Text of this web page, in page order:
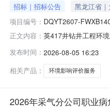
招标｜招标公告 黑龙江省
项目编号： DQYT2607-
正文内容： 英417井钻井工程环
表.xls
发布时间： 2026-08-05 16:23
相关产品：
环境影响评价服务
2026年采气分公司职业